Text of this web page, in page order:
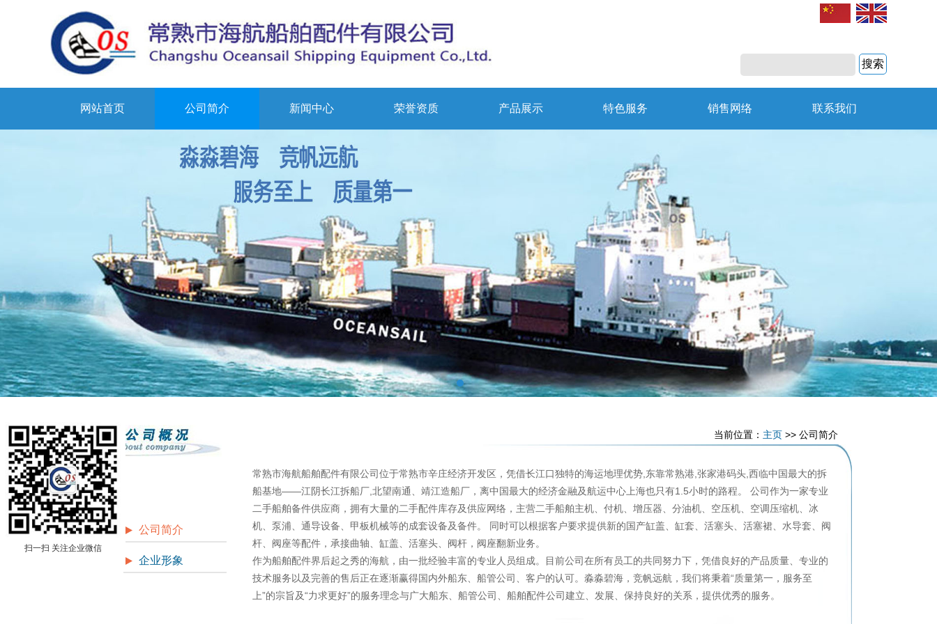
网站首页 公司简介 新闻中心 荣誉资质 产品展示 特色服务 销售网络 联系我们
公司简介
企业形象
当前位置： 主页 >> 公司简介
常熟市海航船舶配件有限公司位于常熟市辛庄经济开发区，凭借长江口独特的海运地理优势,东靠常熟港,张家港码头,西临中国最大的拆
船基地——江阴长江拆船厂,北望南通、靖江造船厂，离中国最大的经济金融及航运中心上海也只有1.5小时的路程。 公司作为一家专业
二手船舶备件供应商，拥有大量的二手配件库存及供应网络，主营二手船舶主机、付机、增压器、分油机、空压机、空调压缩机、冰
机、泵浦、通导设备、甲板机械等的成套设备及备件。 同时可以根据客户要求提供新的国产缸盖、缸套、活塞头、活塞裙、水导套、阀
杆、阀座等配件，承接曲轴、缸盖、活塞头、阀杆，阀座翻新业务。
作为船舶配件界后起之秀的海航，由一批经验丰富的专业人员组成。目前公司在所有员工的共同努力下，凭借良好的产品质量、专业的
技术服务以及完善的售后正在逐渐赢得国内外船东、船管公司、客户的认可。淼淼碧海，竞帆远航，我们将秉着“质量第一，服务至
上”的宗旨及“力求更好”的服务理念与广大船东、船管公司、船舶配件公司建立、发展、保持良好的关系，提供优秀的服务。
扫一扫 关注企业微信